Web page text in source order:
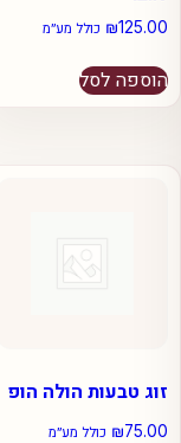
₪125.00 כולל מע״מ
הוספה לסל
זוג טבעות הולה הופ
₪75.00 כולל מע״מ